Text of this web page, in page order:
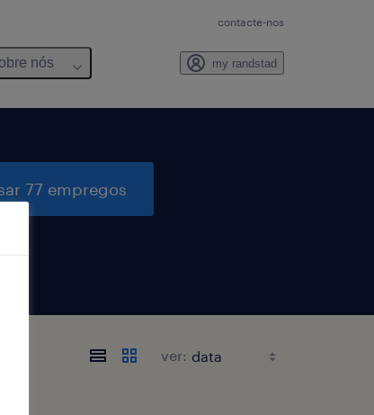
contacte-nos
nós my randstad
77 empregos
ver: